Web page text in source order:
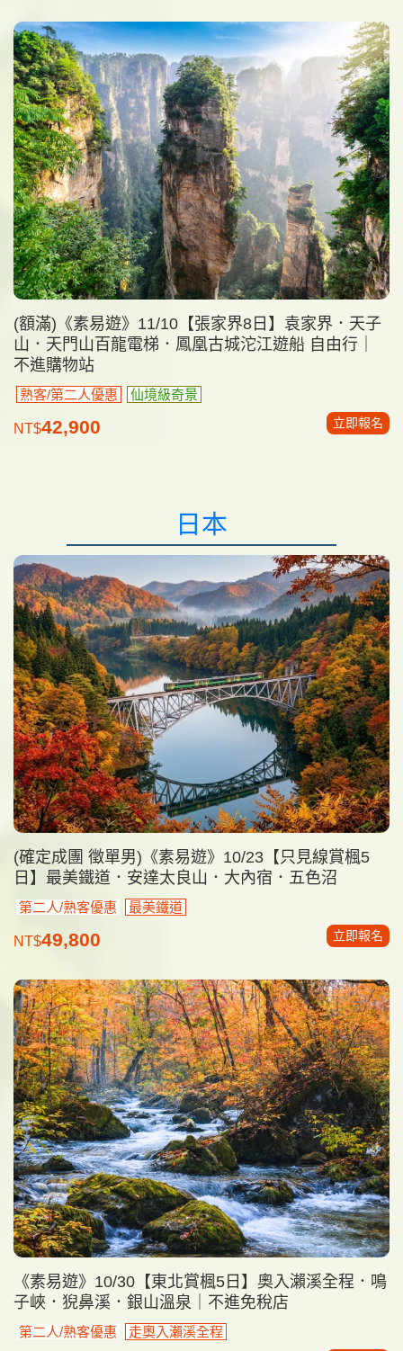
(額滿)《素易遊》11/10【張家界8日】袁家界．天子
山．天門山百龍電梯．鳳凰古城沱江遊船 自由行｜
不進購物站
熟客/第二人優惠 仙境級奇景
NT$42,900 立即報名
日本
(確定成團 徵單男)《素易遊》10/23【只見線賞楓5
日】最美鐵道．安達太良山．大內宿．五色沼
第二人/熟客優惠 最美鐵道
NT$49,800 立即報名
《素易遊》10/30【東北賞楓5日】奧入瀨溪全程．鳴
子峽．猊鼻溪．銀山溫泉｜不進免稅店
第二人/熟客優惠 走奧入瀨溪全程